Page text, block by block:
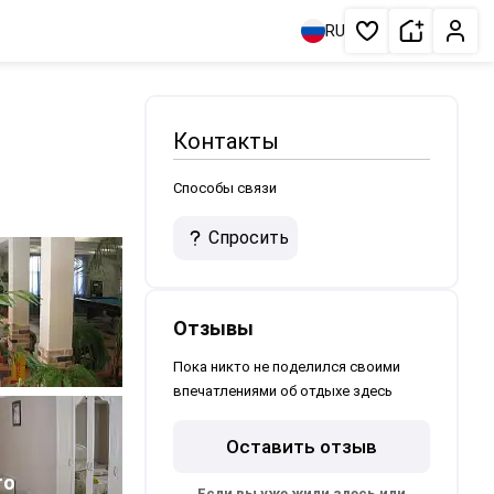
RU Избранное
Сдать
Контакты
Способы связи
Спросить
Отзывы
Пока никто не поделился своими
впечатлениями об отдыхе здесь
Оставить отзыв